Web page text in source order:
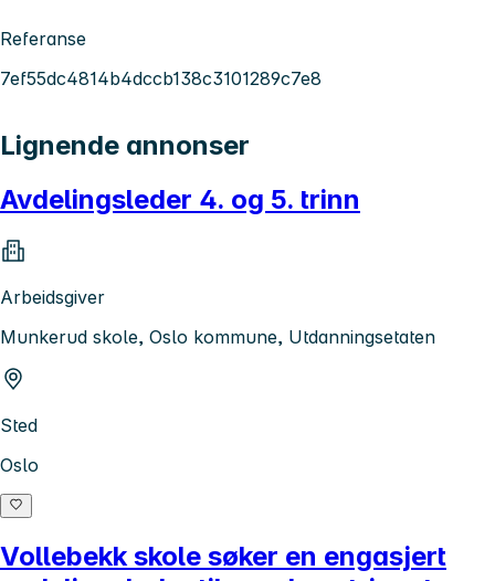
Referanse
7ef55dc4814b4dccb138c3101289c7e8
Lignende annonser
Avdelingsleder 4. og 5. trinn
Arbeidsgiver
Munkerud skole, Oslo kommune, Utdanningsetaten
Sted
Oslo
Vollebekk skole søker en engasjert